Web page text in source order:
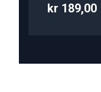
kr 189,00